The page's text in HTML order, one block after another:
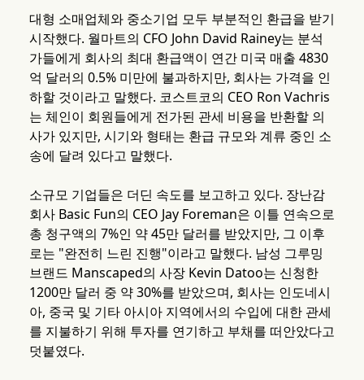
대형 소매업체와 중소기업 모두 부분적인 환급을 받기
시작했다. 월마트의 CFO John David Rainey는 분석
가들에게 회사의 최대 환급액이 연간 미국 매출 4830
억 달러의 0.5% 미만에 불과하지만, 회사는 가격을 인
하할 것이라고 말했다. 코스트코의 CEO Ron Vachris
는 체인이 회원들에게 전가된 관세 비용을 반환할 의
사가 있지만, 시기와 형태는 환급 규모와 계류 중인 소
송에 달려 있다고 말했다.
소규모 기업들은 더딘 속도를 보고하고 있다. 장난감
회사 Basic Fun의 CEO Jay Foreman은 이틀 연속으로
총 청구액의 7%인 약 45만 달러를 받았지만, 그 이후
로는 "완전히 느린 진행"이라고 말했다. 남성 그루밍
브랜드 Manscaped의 사장 Kevin Datoo는 신청한
1200만 달러 중 약 30%를 받았으며, 회사는 인도네시
아, 중국 및 기타 아시아 지역에서의 수입에 대한 관세
를 지불하기 위해 투자를 연기하고 부채를 떠안았다고
덧붙였다.